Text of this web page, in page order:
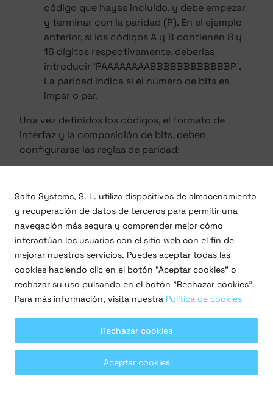
código que hayas incluido, y debe empezar
y terminar con la paridad (P). En el ejemplo
anterior, si los códigos A y B contienen 8 y
16 dígitos respectivamente, deberías
introducir 'PAAAAAAAABBBBBBBBBBBBP'.
La paridad indica si el número de bits es
impar o par.
Una vez definidos los códigos, el formato de
interfaz y la composición de bits, deben
configurarse las reglas de paridad:
Configuración de las reglas de paridad
Según el ejemplo anterior, deben definirse 13
bits de paridad par (12 de datos + 1 de
paridad) y 13 bits de paridad impar (12 de
datos + 1 de paridad). Por lo tanto, escribe el
formato de paridad adecuado para los
números pares en el campoRegla de paridad
, y el formato de paridad adecuado para los
números impares en el campoRegla de
Salto Systems, S. L. utiliza dispositivos de almacenamiento
y recuperación de datos de terceros para permitir una
navegación más segura y comprender mejor cómo
interactúan los usuarios con el sitio web con el fin de
mejorar nuestros servicios. Puedes aceptar todas las
cookies haciendo clic en el botón "Aceptar cookies" o
rechazar su uso pulsando en el botón "Rechazar cookies".
Para más información, visita nuestra Política de cookies
Rechazar cookies
Aceptar cookies